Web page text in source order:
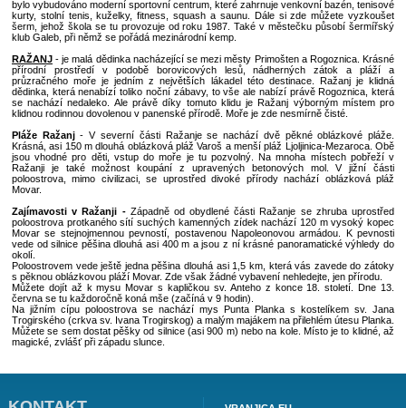
Na nejvyšším místě nad městečkem jsou k vidění zbytky
pevnosti ze začátku 19. století. Na další straně se nad
větrný mlýn. Ve staré části městečka, u gotického hřbitovního
Mikuláše na Rogoznickém polji je několik bogomilských náhrobků -
mysu Ploča stojí středověký kostelík svatého Jana Trogirského z 12.-
Dovolená v Rogoznici- V Rogoznici nehledejte hotelové komplexy,
ubytovat v soukromých pokojích a apartmánech nebo v malých
(minikempy). Ubytování nabízí i marina Frapa.
Městečko nabízí hezké koupání na oblázkových plážích s
vody na hlavní pláži i v okolních nevelkých zátokách Ložnice, Ražanj
průzračná a čistá. Také se tu nacházejí pláže se skalnatými
borových hájů. Koupat se můžete i na malých blízkých ostrůvcích
Movar atd.
Rogoznica má dobré podmínky především pro vodní sporty, jako je
Frapa), windsurfing, potápění, podmořský rybolov nebo šnorchlování.
bylo vybudováno moderní sportovní centrum, které zahrnuje venkovní
kurty, stolní tenis, kuželky, fitness, squash a saunu. Dále si zde
šerm, jehož škola se tu provozuje od roku 1987. Také v městečku
klub Galeb, při němž se pořádá mezinárodní kemp.
RAŽANJ- je malá dědinka nacházející se mezi městy Primošten a
přírodní prostředí v podobě borovicových lesů, nádherných
průzračného moře je jedním z největších lákadel této destinace.